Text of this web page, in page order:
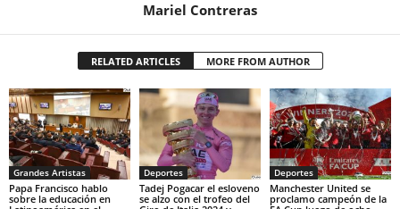
Mariel Contreras
RELATED ARTICLES MORE FROM AUTHOR
Grandes Artistas
Papa Francisco hablo
sobre la educación en
Deportes
Tadej Pogacar el esloveno
se alzo con el trofeo del
Deportes
Manchester United se
proclamo campeón de la